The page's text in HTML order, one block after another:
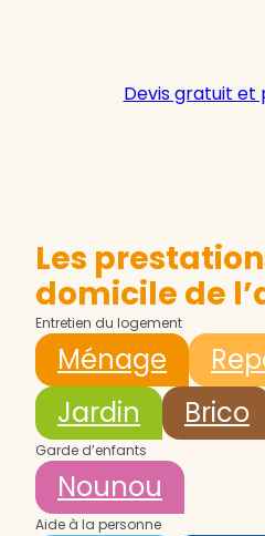
Devis gratuit et
Les
domicile de
Entretien du logement
Ménage
Jardin
Brico
Garde d’enfants
Nounou
Aide à la personne